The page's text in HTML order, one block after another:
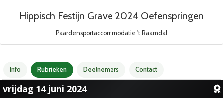
Hippisch Festijn Grave 2024 Oefenspringen
Paardensportaccommodatie 't Raamdal
Info Rubrieken Deelnemers Contact
vrijdag 14 juni 2024